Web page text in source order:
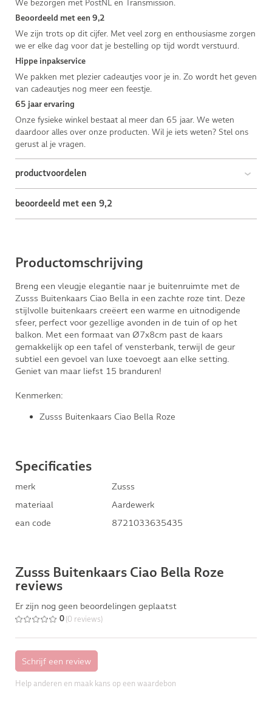
We bezorgen met PostNL en Transmission.
Beoordeeld met een 9,2
We zijn trots op dit cijfer. Met veel zorg en enthousiasme zorgen
we er elke dag voor dat je bestelling op tijd wordt verstuurd.
Hippe inpakservice
We pakken met plezier cadeautjes voor je in. Zo wordt het geven
van cadeautjes nog meer een feestje.
65 jaar ervaring
Onze fysieke winkel bestaat al meer dan 65 jaar. We weten
daardoor alles over onze producten. Wil je iets weten? Stel ons
gerust al je vragen.
productvoordelen
beoordeeld met een 9,2
Productomschrijving
Breng een vleugje elegantie naar je buitenruimte met de
Zusss Buitenkaars Ciao Bella in een zachte roze tint. Deze
stijlvolle buitenkaars creëert een warme en uitnodigende
sfeer, perfect voor gezellige avonden in de tuin of op het
balkon. Met een formaat van Ø7x8cm past de kaars
gemakkelijk op een tafel of vensterbank, terwijl de geur
subtiel een gevoel van luxe toevoegt aan elke setting.
Geniet van maar liefst 15 branduren!
Kenmerken:
Zusss Buitenkaars Ciao Bella Roze
Specificaties
merk
Zusss
materiaal
Aardewerk
ean code
8721033635435
Zusss Buitenkaars Ciao Bella Roze
reviews
Er zijn nog geen beoordelingen geplaatst
0 (0 reviews)
Help anderen en maak kans op een waardebon